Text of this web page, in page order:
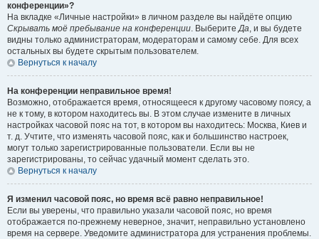
конференции»?
На вкладке «Личные настройки» в личном разделе вы найдёте опцию
Скрывать моё пребывание на конференции. ВыберитеДа, и вы будете
видны только администраторам, модераторам и самому себе. Для всех
остальных вы будете скрытым пользователем.
Вернуться к началу
На конференции неправильное время!
Возможно, отображается время, относящееся к другому часовому поясу, а
не к тому, в котором находитесь вы. В этом случае измените в личных
настройках часовой пояс на тот, в котором вы находитесь: Москва, Киев и
т. д. Учтите, что изменять часовой пояс, как и большинство настроек,
могут только зарегистрированные пользователи. Если вы не
зарегистрированы, то сейчас удачный момент сделать это.
Вернуться к началу
Я изменил часовой пояс, но время всё равно неправильное!
Если вы уверены, что правильно указали часовой пояс, но время
отображается по-прежнему неверное, значит, неправильно установлено
время на сервере. Уведомите администратора для устранения проблемы.